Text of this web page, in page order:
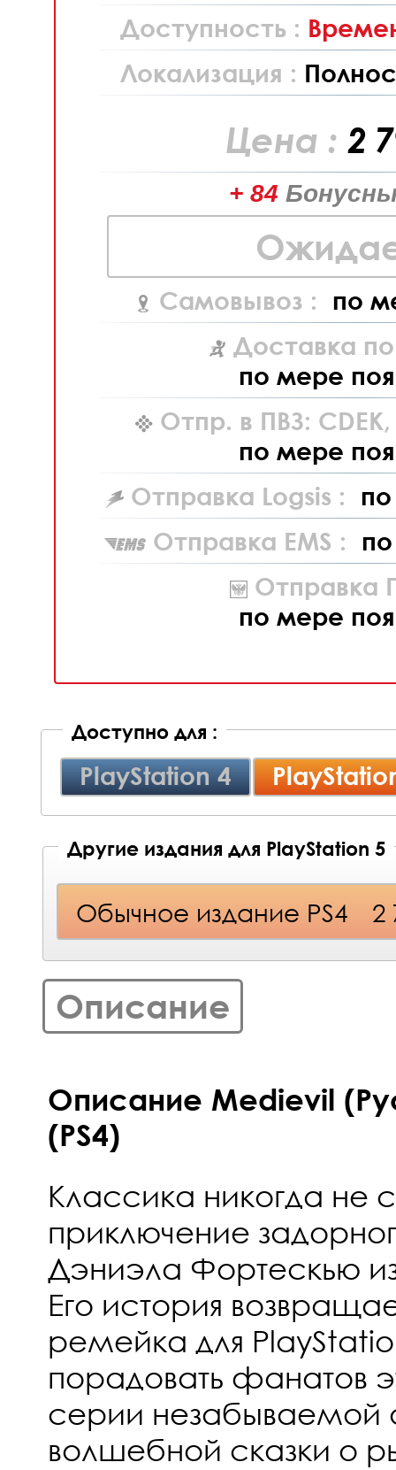
Доступность :
Локализация :
Цена : 2
+ 84
Самовывоз : по
Доставка
по мере
Отпр. в ПВЗ: CDEK,
по мере
Отправка Logsis :
Отправка EMS :
Отправка
по мере
Доступно для :
PlayStation 4
Другие издания для PlayStation 5
Обычное издание PS4 2
Описание
Описание Medievil
(PS4)
Классика никогда не
приключение
Дэниэла Фортескью
Его история
ремейка для
порадовать фанатов
серии
волшебной сказки о